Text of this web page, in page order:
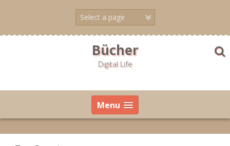
Bücher
Digital Life
Menu